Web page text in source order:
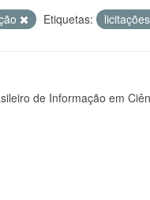
Etiquetas:
de Informação em